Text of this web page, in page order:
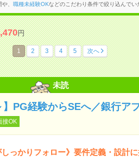
、 職種未経験OKなどのこだわり条件で絞り込んでい
円
1 2 3 4 5 次へ
未読
】PG経験からSEへ／銀行ア
接OK
しっかりフォロー》要件定義・設計